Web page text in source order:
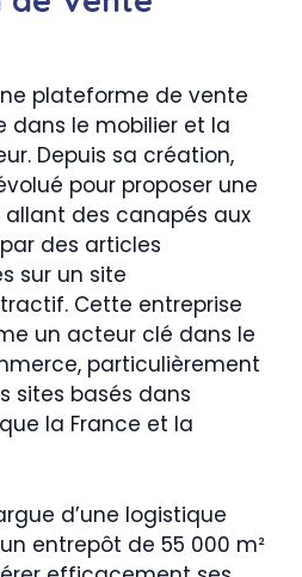
plateforme de vente
dans le mobilier et la
Depuis sa création,
pour proposer une
des canapés aux
des articles
sur un site
Cette entreprise
un acteur clé dans le
particulièrement
sites basés dans
la France et la
d’une logistique
entrepôt de 55 000 m²